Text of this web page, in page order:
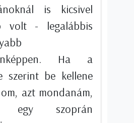
is kicsivel
volt - legalábbis
Ha a
szerint be kellene
azt mondanám,
egy szoprán